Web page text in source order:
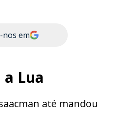
nos em
a Lua
até mandou